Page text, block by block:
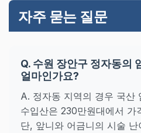
자주 묻는 질문
Q. 수원 장안구 정자동의
얼마인가요?
A. 정자동 지역의 경우 국산
수입산은 230만원대에서 가
단, 앞니와 어금니의 시술